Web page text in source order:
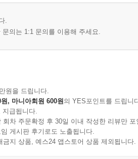
.
의는 1:1 문의를 이용해 주세요.
원을 드립니다.
, 마니아회원 600원의 YES포인트를 드립니
지급됩니다.
차 주문확정 후 30일 이내 작성한 리뷰만 포
게시판 후기로도 노출됩니다.
지 상품, 예스24 앱스토어 상품 제외됩니다.